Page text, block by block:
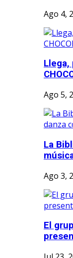
Ago 4,
Llega,
Ago 5,
La
Ago 3,
El